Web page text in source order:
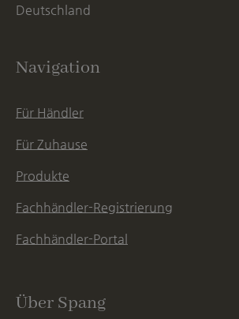
Deutschland
Navigation
Für Händler
Für Zuhause
Produkte
Fachhändler-Registrierung
Fachhändler-Portal
Über Spang